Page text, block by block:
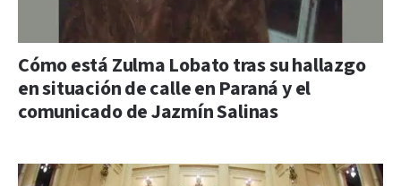
Cómo está Zulma Lobato tras su hallazgo
en situación de calle en Paraná y el
comunicado de Jazmín Salinas